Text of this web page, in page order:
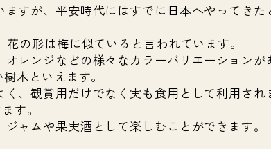
すが、平安時代にはすでに日本へやってき
の形は梅に似ていると言われています。
レンジなどの様々なカラーバリエーションが
木といえます。
、観賞用だけでなく実も食用として利用され
す。
ャムや果実酒として楽しむことができます。